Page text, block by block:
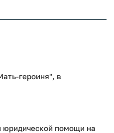
героиня", в
юридической помощи на